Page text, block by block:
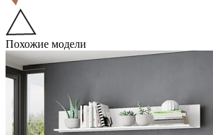
Похожие модели